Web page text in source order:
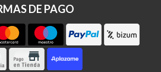
DE PAGO